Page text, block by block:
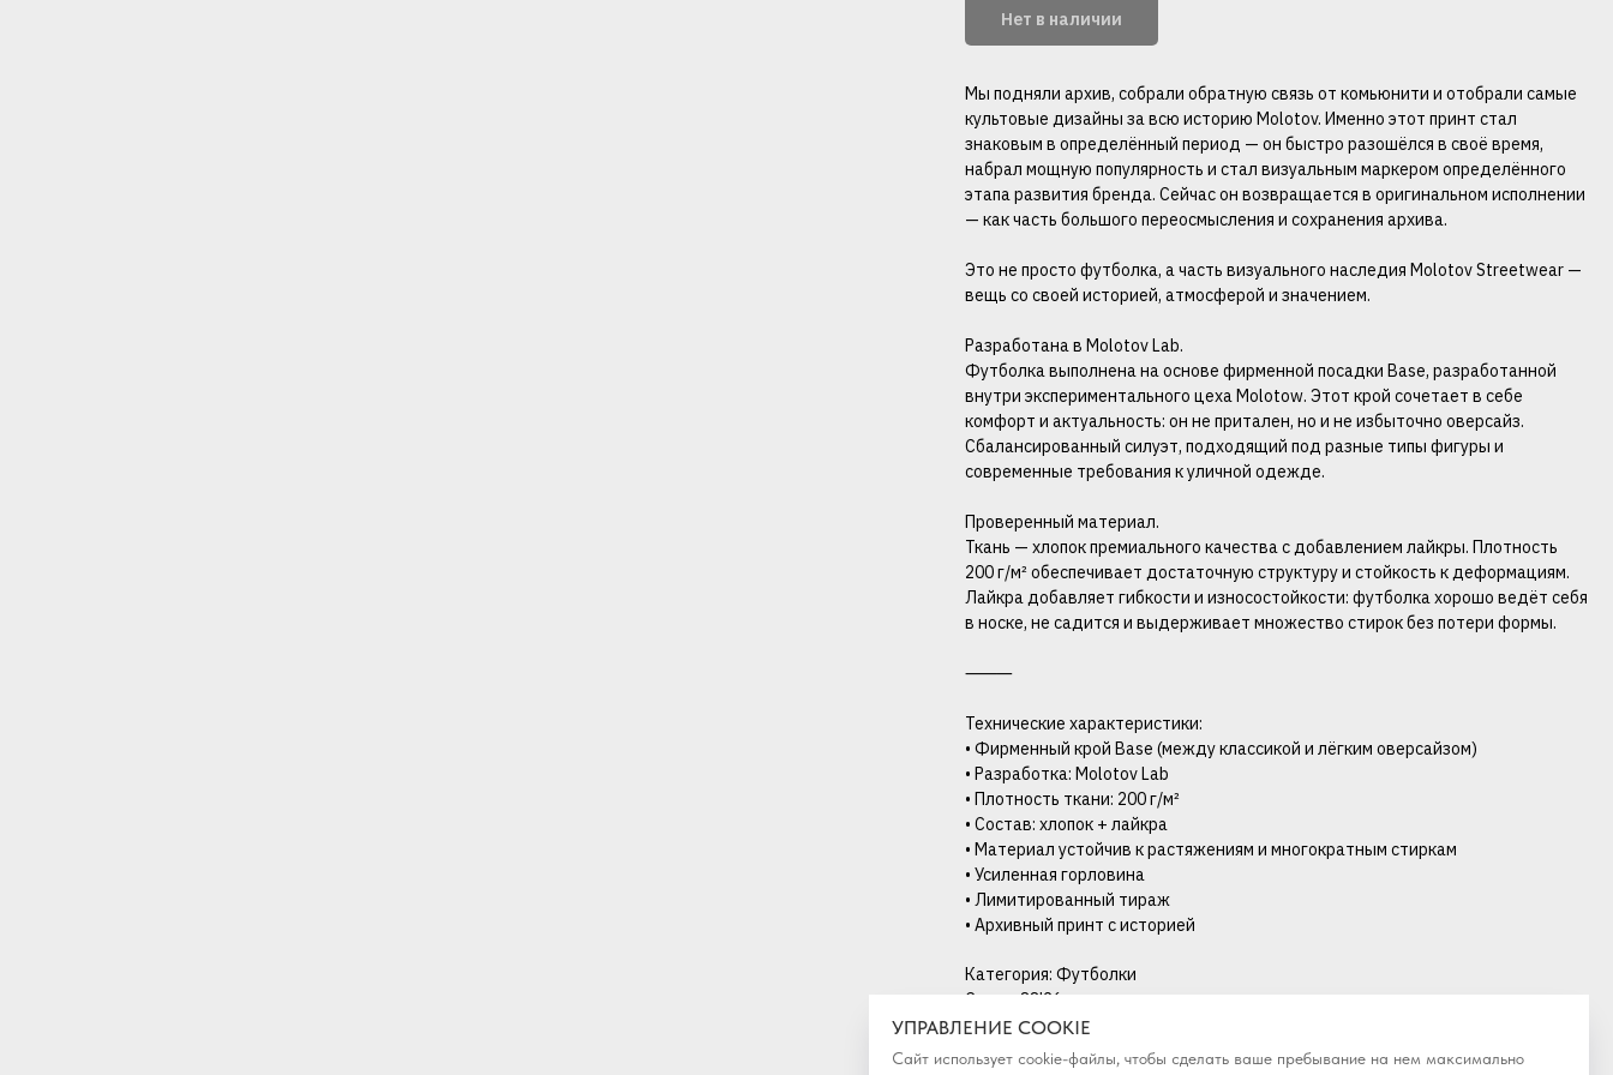
Нет в наличии
Мы подняли архив, собрали обратную связь от комьюнити и отобрали самые
культовые дизайны за всю историю Molotov. Именно этот принт стал
знаковым в определённый период — он быстро разошёлся в своё время,
набрал мощную популярность и стал визуальным маркером определённого
этапа развития бренда. Сейчас он возвращается в оригинальном исполнении
— как часть большого переосмысления и сохранения архива.
Это не просто футболка, а часть визуального наследия Molotov Streetwear —
вещь со своей историей, атмосферой и значением.
Разработана в Molotov Lab.
Футболка выполнена на основе фирменной посадки Base, разработанной
внутри экспериментального цеха Molotow. Этот крой сочетает в себе
комфорт и актуальность: он не притален, но и не избыточно оверсайз.
Сбалансированный силуэт, подходящий под разные типы фигуры и
современные требования к уличной одежде.
Проверенный материал.
Ткань — хлопок премиального качества с добавлением лайкры. Плотность
200 г/м² обеспечивает достаточную структуру и стойкость к деформациям.
Лайкра добавляет гибкости и износостойкости: футболка хорошо ведёт себя
в носке, не садится и выдерживает множество стирок без потери формы.
⸻
Технические характеристики:
• Фирменный крой Base (между классикой и лёгким оверсайзом)
• Разработка: Molotov Lab
• Плотность ткани: 200 г/м²
• Состав: хлопок + лайкра
• Материал устойчив к растяжениям и многократным стиркам
• Усиленная горловина
• Лимитированный тираж
• Архивный принт с историей
Категория: Футболки
Сезон: SS'26
УПРАВЛЕНИЕ COOKIE
Сайт использует cookie-файлы, чтобы сделать ваше пребывание на нем максимально